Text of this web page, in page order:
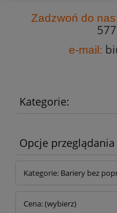
Zadzwoń do
e-mail:
Kategorie:
Opcje przeglądania
Kategorie: Bariery bez
Cena: (wybierz)